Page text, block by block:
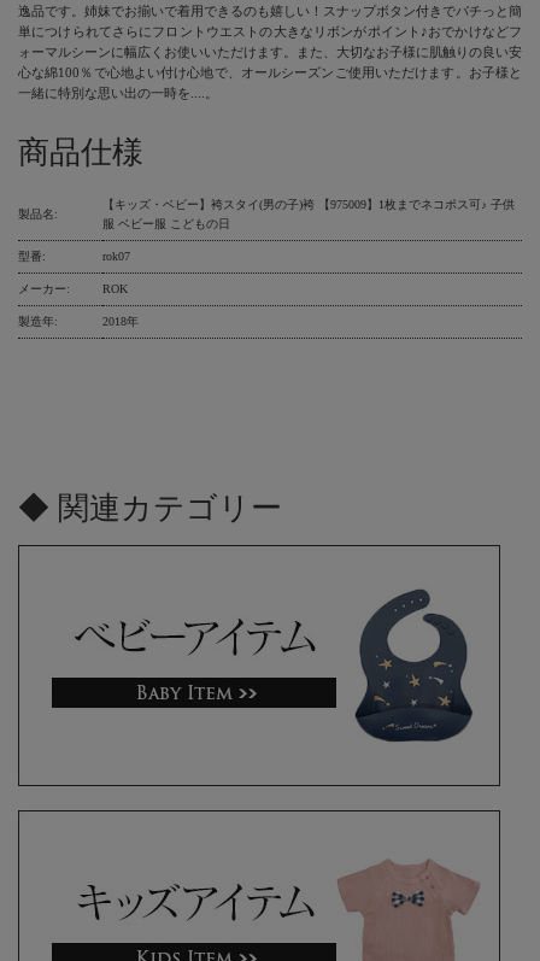
逸品です。姉妹でお揃いで着用できるのも嬉しい！スナップボタン付きでパチっと簡
単につけられてさらにフロントウエストの大きなリボンがポイント♪おでかけなどフ
ォーマルシーンに幅広くお使いいただけます。また、大切なお子様に肌触りの良い安
心な綿100％で心地よい付け心地で、オールシーズンご使用いただけます。お子様と
一緒に特別な思い出の一時を....。
商品仕様
製品名:
【キッズ・ベビー】袴スタイ(男の子)袴 【975009】1枚までネコポス可♪ 子供
服 ベビー服 こどもの日
型番: rok07
メーカー: ROK
製造年: 2018年
◆ 関連カテゴリー